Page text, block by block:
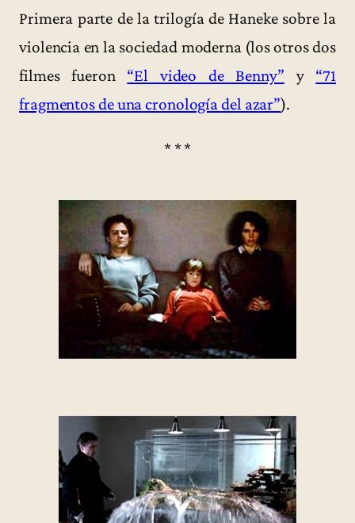
Primera parte de la trilogía de Haneke sobre la
violencia en la sociedad moderna (los otros dos
filmes fueron “El video de Benny” y “71
fragmentos de una cronología del azar”).
* * *